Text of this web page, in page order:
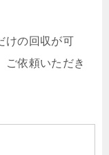
けの回収が可
ご依頼いただき